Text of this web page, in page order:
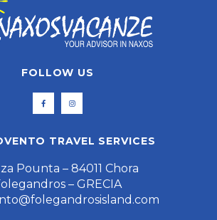
FOLLOW US
TRAVEL SERVICES
Pounta – 84011 Chora
– GRECIA